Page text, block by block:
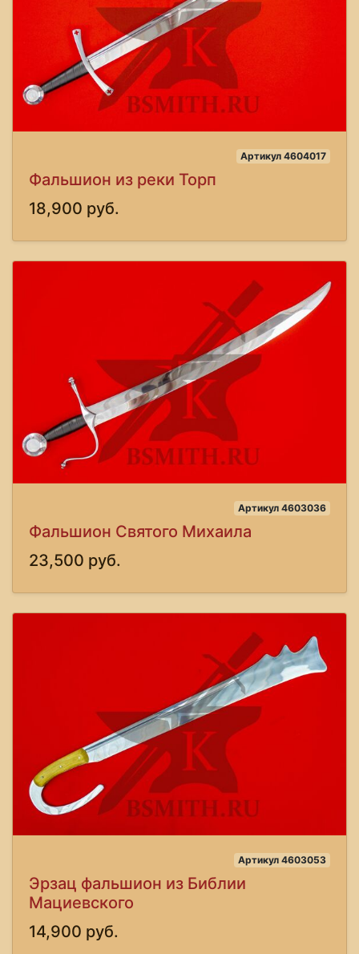
Артикул 4604017
Фальшион из реки Торп
18,900 руб.
Артикул 4603036
Фальшион Святого Михаила
23,500 руб.
Артикул 4603053
Эрзац фальшион из Библии
Мациевского
14,900 руб.